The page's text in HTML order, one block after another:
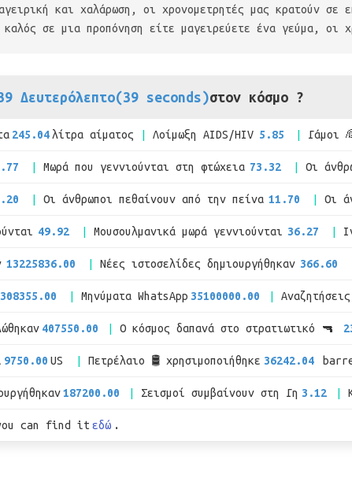
και χαλάρωση, οι χρονομετρητές μας κρατούν
σε μια προπόνηση είτε μαγειρεύετε ένα γεύμα, οι
Δευτερόλεπτο(39 seconds)στον κόσμο ?
245.04 λίτρα αίματος Λοίμωξη AIDS/HIV 5.85 Γάμοι
Μωρά που γεννιούνται στη φτώχεια 73.32 Οι
Οι άνθρωποι πεθαίνουν από την πείνα 11.70 Οι
49.92 Μουσουλμανικά μωρά γεννιούνται 36.27
13225836.00 Νέες ιστοσελίδες δημιουργήθηκαν 366.60
Μηνύματα WhatsApp 35100000.00
407550.00 Ο κόσμος δαπανά στο στρατιωτικό 🔫
9750.00 US Πετρέλαιο 🛢 χρησιμοποιήθηκε 36242.04
187200.00 Σεισμοί συμβαίνουν στη Γη 3.12
can find it εδώ .